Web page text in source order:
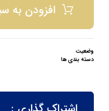
افزودن به
وضعیت
دسته بندی ها